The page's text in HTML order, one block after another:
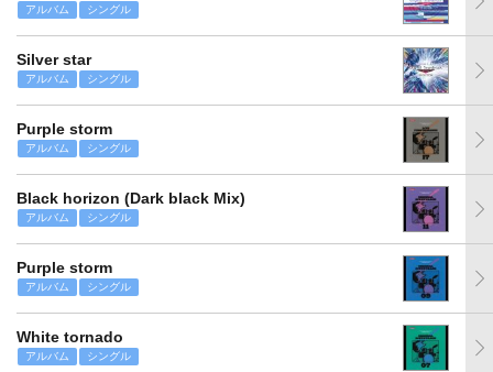
アルバム シングル
Silver star
アルバム シングル
Purple storm
アルバム シングル
Black horizon (Dark black Mix)
アルバム シングル
Purple storm
アルバム シングル
White tornado
アルバム シングル